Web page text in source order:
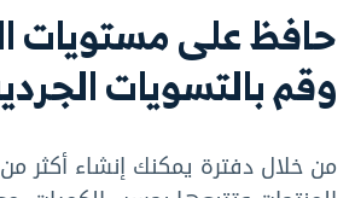
حافظ على مستويات
وقم بالتسويات
من خلال دفترة يمكنك إنشاء أكثر